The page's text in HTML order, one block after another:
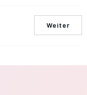
Weiter